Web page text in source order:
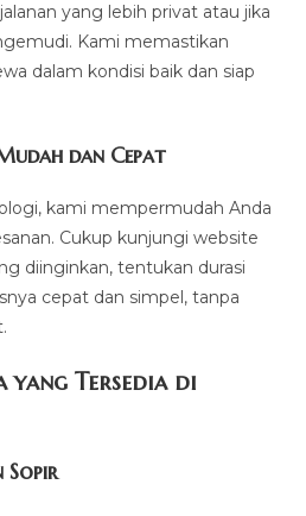
yang lebih privat atau jika
Kami memastikan
dalam kondisi baik dan siap
dan Cepat
kami mempermudah Anda
Cukup kunjungi website
diinginkan, tentukan durasi
cepat dan simpel, tanpa
yang Tersedia di
Sopir